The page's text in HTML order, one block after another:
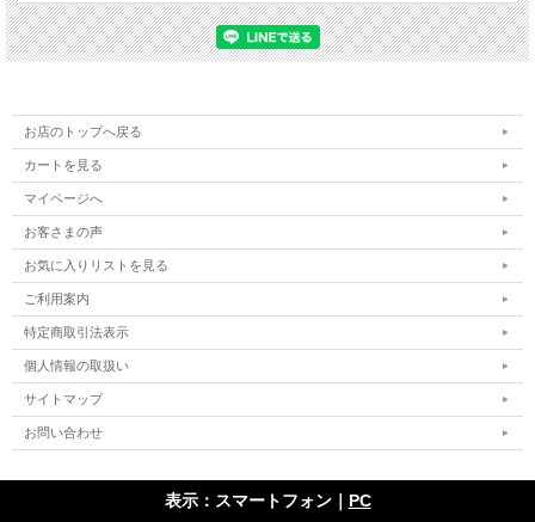
お店のトップへ戻る
カートを見る
マイページへ
お客さまの声
お気に入りリストを見る
ご利用案内
特定商取引法表示
個人情報の取扱い
サイトマップ
お問い合わせ
表示：スマートフォン｜ PC